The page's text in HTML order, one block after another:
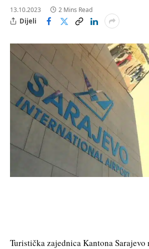
13.10.2023 2 Mins Read
Dijeli
Turistička zajednica Kantona Sarajevo